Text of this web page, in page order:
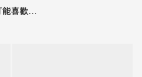
能喜歡...